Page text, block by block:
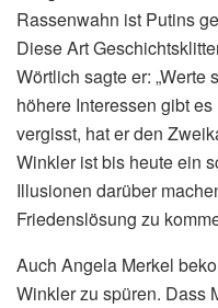
Rassenwahn ist Putins
Diese Art
Wörtlich sagte er:
höhere Interessen gibt
vergisst, hat er den
Winkler ist bis heute ein
Illusionen darüber
Friedenslösung zu
Auch Angela Merkel
Winkler zu spüren. Dass